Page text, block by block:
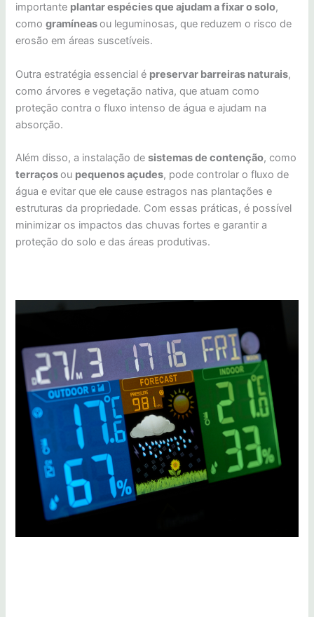
importante plantar espécies que ajudam a fixar o solo,
comogramíneasou leguminosas, que reduzem o risco de
erosão em áreas suscetíveis.
Outra estratégia essencial é preservar barreiras naturais,
como árvores e vegetação nativa, que atuam como
proteção contra o fluxo intenso de água e ajudam na
absorção.
Além disso, a instalação desistemas de contenção, como
terraçosou pequenos açudes, pode controlar o fluxo de
água e evitar que ele cause estragos nas plantações e
estruturas da propriedade. Com essas práticas, é possível
minimizar os impactos das chuvas fortes e garantir a
proteção do solo e das áreas produtivas.